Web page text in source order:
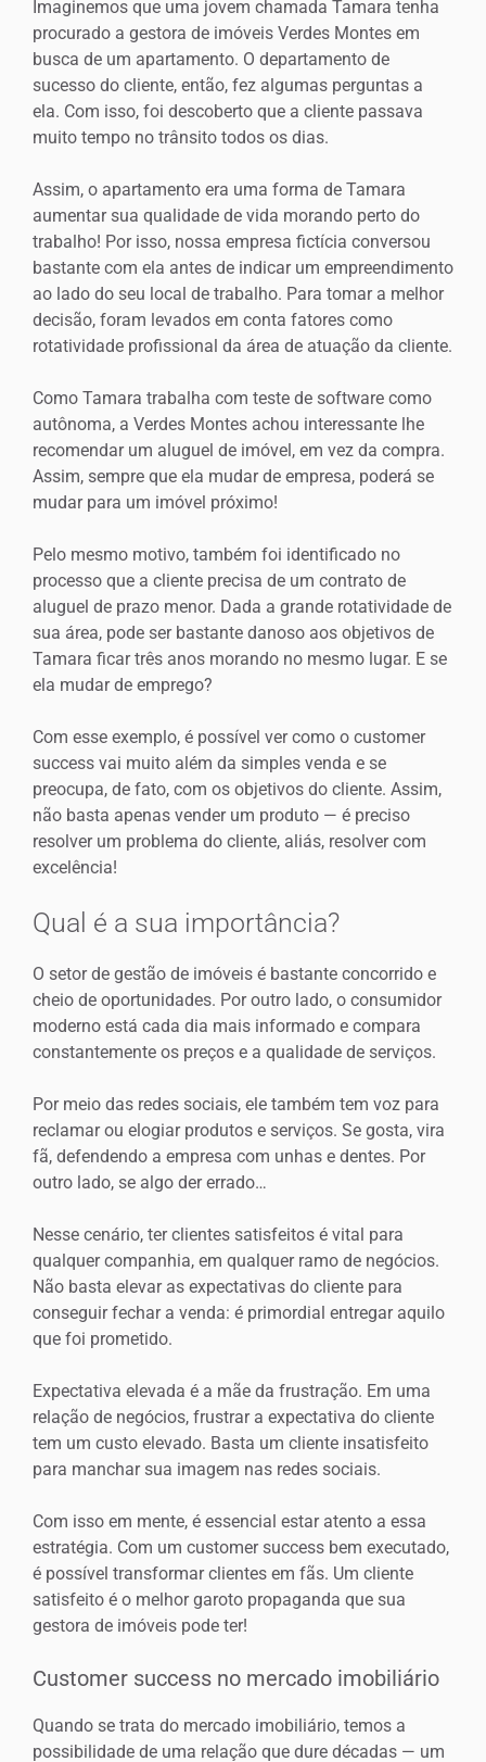
Imaginemos que uma jovem chamada Tamara tenha
procurado a gestora de imóveis Verdes Montes em
busca de um apartamento. O departamento de
sucesso do cliente, então, fez algumas perguntas a
ela. Com isso, foi descoberto que a cliente passava
muito tempo no trânsito todos os dias.
Assim, o apartamento era uma forma de Tamara
aumentar sua qualidade de vida morando perto do
trabalho! Por isso, nossa empresa fictícia conversou
bastante com ela antes de indicar um empreendimento
ao lado do seu local de trabalho. Para tomar a melhor
decisão, foram levados em conta fatores como
rotatividade profissional da área de atuação da cliente.
Como Tamara trabalha com teste de software como
autônoma, a Verdes Montes achou interessante lhe
recomendar um aluguel de imóvel, em vez da compra.
Assim, sempre que ela mudar de empresa, poderá se
mudar para um imóvel próximo!
Pelo mesmo motivo, também foi identificado no
processo que a cliente precisa de um contrato de
aluguel de prazo menor. Dada a grande rotatividade de
sua área, pode ser bastante danoso aos objetivos de
Tamara ficar três anos morando no mesmo lugar. E se
ela mudar de emprego?
Com esse exemplo, é possível ver como o customer
success vai muito além da simples venda e se
preocupa, de fato, com os objetivos do cliente. Assim,
não basta apenas vender um produto — é preciso
resolver um problema do cliente, aliás, resolver com
excelência!
Qual é a sua importância?
O setor de gestão de imóveis é bastante concorrido e
cheio de oportunidades. Por outro lado, o consumidor
moderno está cada dia mais informado e compara
constantemente os preços e a qualidade de serviços.
Por meio das redes sociais, ele também tem voz para
reclamar ou elogiar produtos e serviços. Se gosta, vira
fã, defendendo a empresa com unhas e dentes. Por
outro lado, se algo der errado…
Nesse cenário, ter clientes satisfeitos é vital para
qualquer companhia, em qualquer ramo de negócios.
Não basta elevar as expectativas do cliente para
conseguir fechar a venda: é primordial entregar aquilo
que foi prometido.
Expectativa elevada é a mãe da frustração. Em uma
relação de negócios, frustrar a expectativa do cliente
tem um custo elevado. Basta um cliente insatisfeito
para manchar sua imagem nas redes sociais.
Com isso em mente, é essencial estar atento a essa
estratégia. Com um customer success bem executado,
é possível transformar clientes em fãs. Um cliente
satisfeito é o melhor garoto propaganda que sua
gestora de imóveis pode ter!
Customer success no mercado imobiliário
Quando se trata do mercado imobiliário, temos a
possibilidade de uma relação que dure décadas — um